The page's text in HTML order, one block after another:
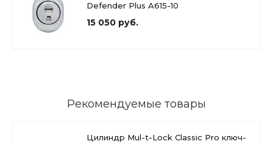
Defender Plus A615-10
15 050 руб.
Рекомендуемые товары
Цилиндр Mul-t-Lock Classic Pro ключ-